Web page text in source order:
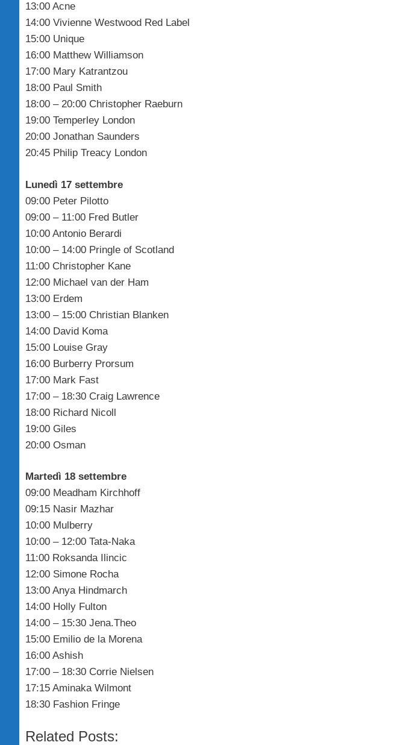
13:00 Acne
14:00 Vivienne Westwood Red Label
15:00 Unique
16:00 Matthew Williamson
17:00 Mary Katrantzou
18:00 Paul Smith
18:00 – 20:00 Christopher Raeburn
19:00 Temperley London
20:00 Jonathan Saunders
20:45 Philip Treacy London
Lunedì 17 settembre
09:00 Peter Pilotto
09:00 – 11:00 Fred Butler
10:00 Antonio Berardi
10:00 – 14:00 Pringle of Scotland
11:00 Christopher Kane
12:00 Michael van der Ham
13:00 Erdem
13:00 – 15:00 Christian Blanken
14:00 David Koma
15:00 Louise Gray
16:00 Burberry Prorsum
17:00 Mark Fast
17:00 – 18:30 Craig Lawrence
18:00 Richard Nicoll
19:00 Giles
20:00 Osman
Martedì 18 settembre
09:00 Meadham Kirchhoff
09:15 Nasir Mazhar
10:00 Mulberry
10:00 – 12:00 Tata-Naka
11:00 Roksanda Ilincic
12:00 Simone Rocha
13:00 Anya Hindmarch
14:00 Holly Fulton
14:00 – 15:30 Jena.Theo
15:00 Emilio de la Morena
16:00 Ashish
17:00 – 18:30 Corrie Nielsen
17:15 Aminaka Wilmont
18:30 Fashion Fringe
Related Posts: